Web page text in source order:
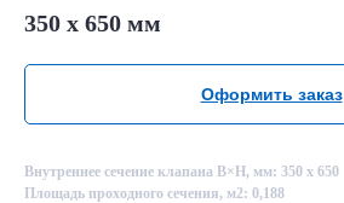
350 х 650 мм
Оформить заказ
Внутреннее сечение клапана B×H, мм: 350 х 650
Площадь проходного сечения, м2: 0,188